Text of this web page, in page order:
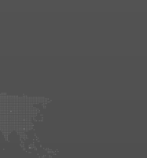
по обобщению